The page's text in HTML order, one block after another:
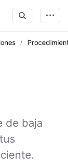
de baja